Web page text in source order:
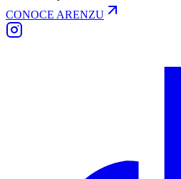
CONOCE ARENZU